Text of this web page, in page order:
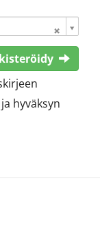
ja hyväksyn